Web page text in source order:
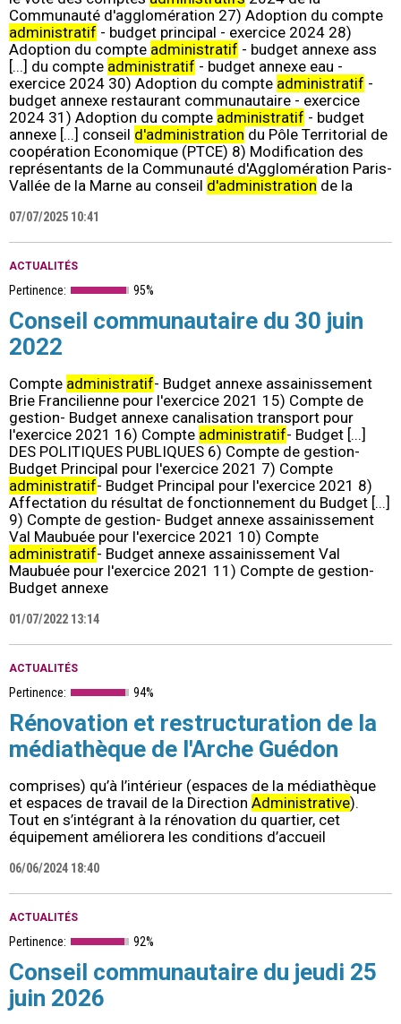
Communauté d'agglomération 27) Adoption du compte
administratif - budget principal - exercice 2024 28)
Adoption du compte administratif - budget annexe ass
[...] du compte administratif - budget annexe eau -
exercice 2024 30) Adoption du compte administratif -
budget annexe restaurant communautaire - exercice
2024 31) Adoption du compte administratif - budget
annexe [...] conseil d'administration du Pôle Territorial de
coopération Economique (PTCE) 8) Modification des
représentants de la Communauté d'Agglomération Paris-
Vallée de la Marne au conseil d'administration de la
07/07/2025 10:41
ACTUALITÉS
Pertinence: 95%
Conseil communautaire du 30 juin
2022
Compte administratif- Budget annexe assainissement
Brie Francilienne pour l'exercice 2021 15) Compte de
gestion- Budget annexe canalisation transport pour
l'exercice 2021 16) Compte administratif- Budget [...]
DES POLITIQUES PUBLIQUES 6) Compte de gestion-
Budget Principal pour l'exercice 2021 7) Compte
administratif- Budget Principal pour l'exercice 2021 8)
Affectation du résultat de fonctionnement du Budget [...]
9) Compte de gestion- Budget annexe assainissement
Val Maubuée pour l'exercice 2021 10) Compte
administratif- Budget annexe assainissement Val
Maubuée pour l'exercice 2021 11) Compte de gestion-
Budget annexe
01/07/2022 13:14
ACTUALITÉS
Pertinence: 94%
Rénovation et restructuration de la
médiathèque de l'Arche Guédon
comprises) qu’à l’intérieur (espaces de la médiathèque
et espaces de travail de la Direction Administrative).
Tout en s’intégrant à la rénovation du quartier, cet
équipement améliorera les conditions d’accueil
06/06/2024 18:40
ACTUALITÉS
Pertinence: 92%
Conseil communautaire du jeudi 25
juin 2026